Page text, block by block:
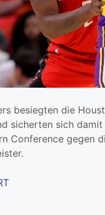
besiegten die
sicherten sich
Conference gegen